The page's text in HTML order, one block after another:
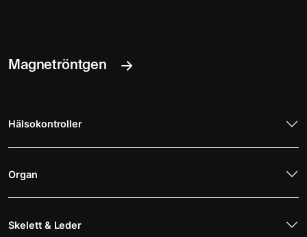
Magnetröntgen
Hälsokontroller
Organ
Skelett & Leder